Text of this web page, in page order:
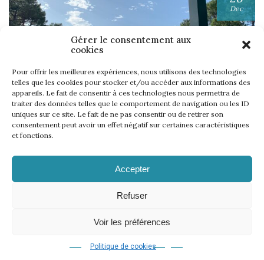
Gérer le consentement aux
cookies
Pour offrir les meilleures expériences, nous utilisons des technologies
telles que les cookies pour stocker et/ou accéder aux informations des
appareils. Le fait de consentir à ces technologies nous permettra de
traiter des données telles que le comportement de navigation ou les ID
uniques sur ce site. Le fait de ne pas consentir ou de retirer son
consentement peut avoir un effet négatif sur certaines caractéristiques
et fonctions.
Accepter
Refuser
Voir les préférences
Politique de cookies
Dec
UNE SEMAINE… TOUS LES GOLFS WININONE !
Lire l'article
Design & creation :agence-hookipa.com